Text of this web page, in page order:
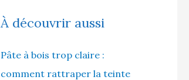
À découvrir aussi
Pâte à bois trop claire :
comment rattraper la teinte